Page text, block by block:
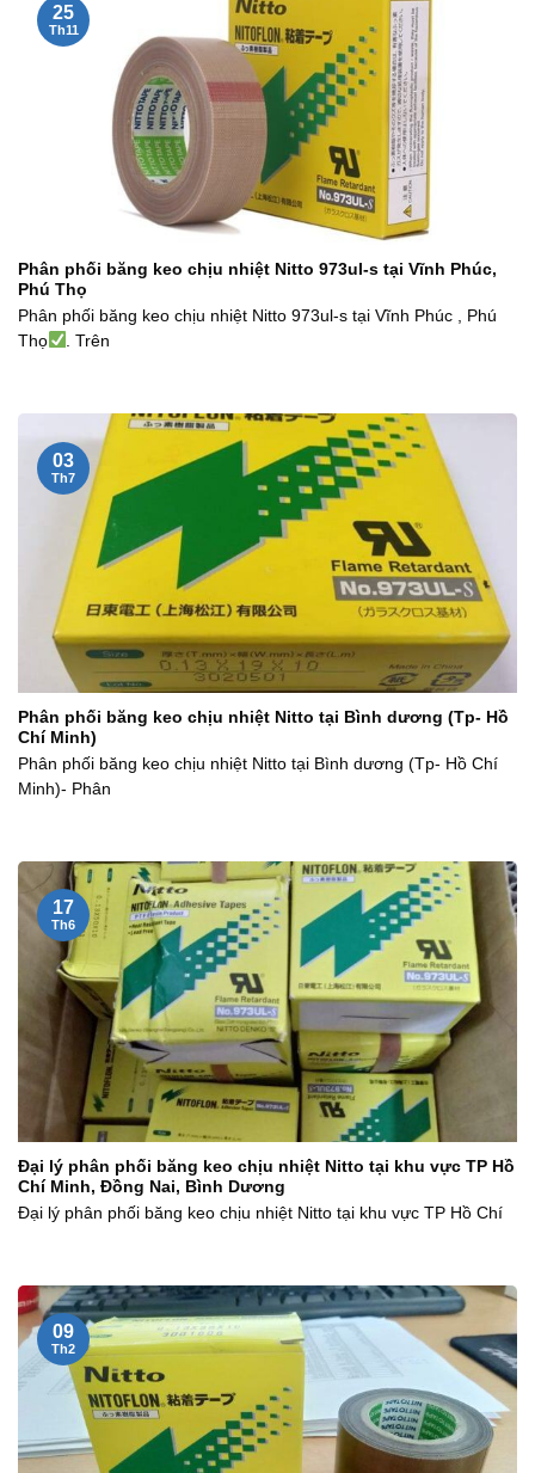
Phân phối băng keo chịu nhiệt Nitto 973ul-s tại Vĩnh Phúc,
Phú Thọ
Phân phối băng keo chịu nhiệt Nitto 973ul-s tại Vĩnh Phúc , Phú
Thọ
. Trên
25
Th11
Phân phối băng keo chịu nhiệt Nitto tại Bình dương (Tp- Hồ
Chí Minh)
Phân phối băng keo chịu nhiệt Nitto tại Bình dương (Tp- Hồ Chí
Minh)- Phân
03
Th7
Đại lý phân phối băng keo chịu nhiệt Nitto tại khu vực TP Hồ
Chí Minh, Đồng Nai, Bình Dương
Đại lý phân phối băng keo chịu nhiệt Nitto tại khu vực TP Hồ Chí
17
Th6
09
Th2